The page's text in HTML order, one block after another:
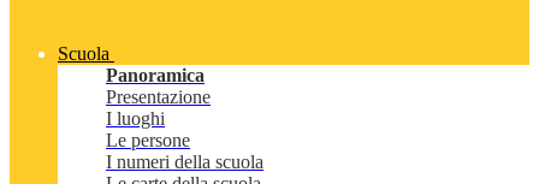
Scuola
Panoramica
Presentazione
I luoghi
Le persone
I numeri della scuola